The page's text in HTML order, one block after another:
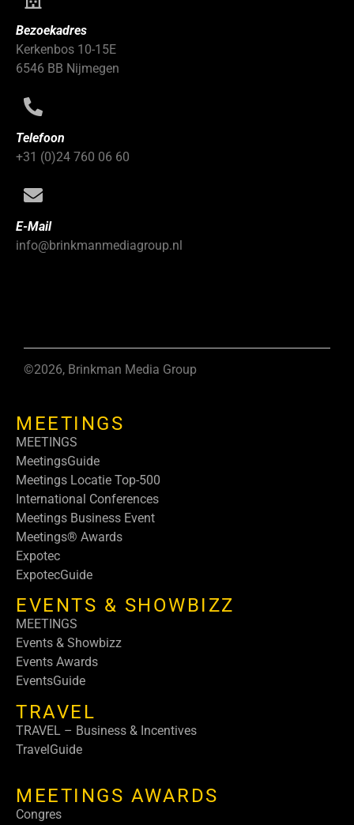
Bezoekadres
Kerkenbos 10-15E
6546 BB Nijmegen
Telefoon
+31 (0)24 760 06 60
E-Mail
info@brinkmanmediagroup.nl
©2026, Brinkman Media Group
MEETINGS
MEETINGS
MeetingsGuide
Meetings Locatie Top-500
International Conferences
Meetings Business Event
Meetings® Awards
Expotec
ExpotecGuide
EVENTS & SHOWBIZZ
MEETINGS
Events & Showbizz
Events Awards
EventsGuide
TRAVEL
TRAVEL – Business & Incentives
TravelGuide
MEETINGS AWARDS
Congres